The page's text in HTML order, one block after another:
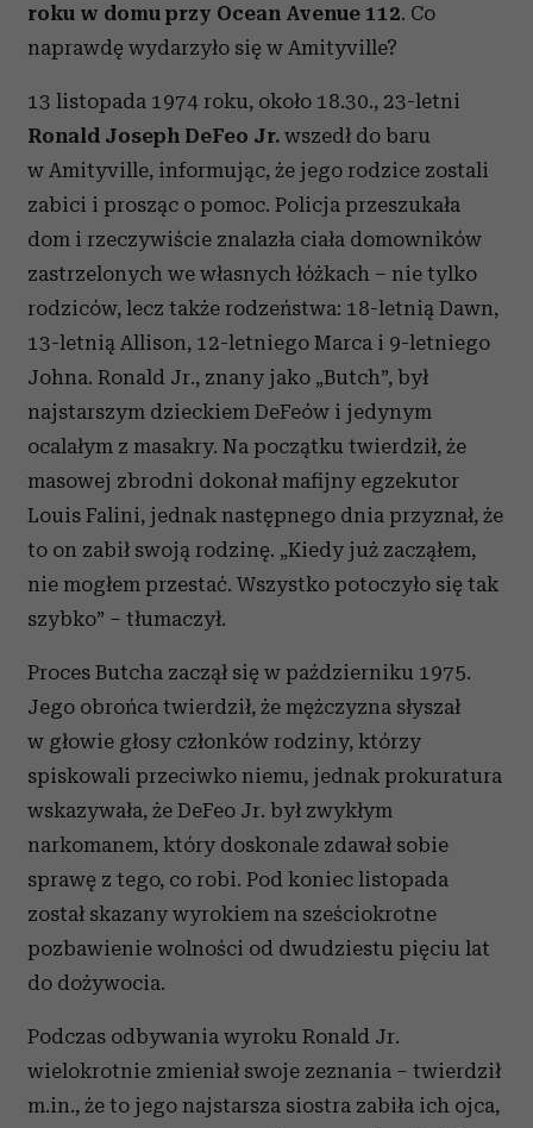
roku w domu przy Ocean Avenue 112. Co
naprawdę wydarzyło się w Amityville?
13 listopada 1974 roku, około 18.30., 23-letni
Ronald Joseph DeFeo Jr. wszedł do baru
w Amityville, informując, że jego rodzice zostali
zabici i prosząc o pomoc. Policja przeszukała
dom i rzeczywiście znalazła ciała domowników
zastrzelonych we własnych łóżkach – nie tylko
rodziców, lecz także rodzeństwa: 18-letnią Dawn,
13-letnią Allison, 12-letniego Marca i 9-letniego
Johna. Ronald Jr., znany jako „Butch”, był
najstarszym dzieckiem DeFeów i jedynym
ocalałym z masakry. Na początku twierdził, że
masowej zbrodni dokonał mafijny egzekutor
Louis Falini, jednak następnego dnia przyznał, że
to on zabił swoją rodzinę. „Kiedy już zacząłem,
nie mogłem przestać. Wszystko potoczyło się tak
szybko” – tłumaczył.
Proces Butcha zaczął się w październiku 1975.
Jego obrońca twierdził, że mężczyzna słyszał
w głowie głosy członków rodziny, którzy
spiskowali przeciwko niemu, jednak prokuratura
wskazywała, że DeFeo Jr. był zwykłym
narkomanem, który doskonale zdawał sobie
sprawę z tego, co robi. Pod koniec listopada
został skazany wyrokiem na sześciokrotne
pozbawienie wolności od dwudziestu pięciu lat
do dożywocia.
Podczas odbywania wyroku Ronald Jr.
wielokrotnie zmieniał swoje zeznania – twierdził
m.in., że to jego najstarsza siostra zabiła ich ojca,